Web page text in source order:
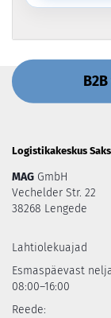
Logistikakeskus
MAG GmbH
Vechelder Str. 22
38268 Lengede
Lahtiolekuajad
Esmaspäevast
08:00–16:00
Reede: